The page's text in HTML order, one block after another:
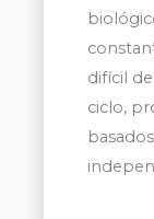
difícil
ciclo,